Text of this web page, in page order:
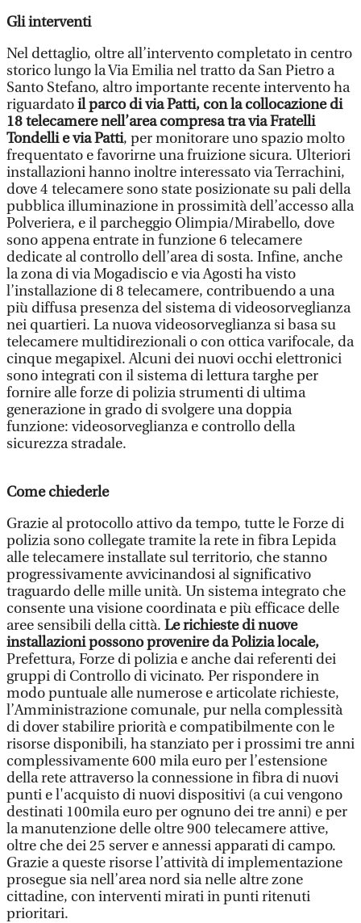
Gli interventi
Nel dettaglio, oltre all’intervento completato in centro
storico lungo la Via Emilia nel tratto da San Pietro a
Santo Stefano, altro importante recente intervento ha
riguardatoil parco di via Patti, con la collocazione di
18 telecamere nell’area compresa tra via Fratelli
Tondelli e via Patti, per monitorare uno spazio molto
frequentato e favorirne una fruizione sicura. Ulteriori
installazioni hanno inoltre interessato via Terrachini,
dove 4 telecamere sono state posizionate su pali della
pubblica illuminazione in prossimità dell’accesso alla
Polveriera, e il parcheggio Olimpia/Mirabello, dove
sono appena entrate in funzione 6 telecamere
dedicate al controllo dell’area di sosta. Infine, anche
la zona di via Mogadiscio e via Agosti ha visto
l’installazione di 8 telecamere, contribuendo a una
più diffusa presenza del sistema di videosorveglianza
nei quartieri. La nuova videosorveglianza si basa su
telecamere multidirezionali o con ottica varifocale, da
cinque megapixel. Alcuni dei nuovi occhi elettronici
sono integrati con il sistema di lettura targhe per
fornire alle forze di polizia strumenti di ultima
generazione in grado di svolgere una doppia
funzione: videosorveglianza e controllo della
sicurezza stradale.
Come chiederle
Grazie al protocollo attivo da tempo, tutte le Forze di
polizia sono collegate tramite la rete in fibra Lepida
alle telecamere installate sul territorio, che stanno
progressivamente avvicinandosi al significativo
traguardo delle mille unità. Un sistema integrato che
consente una visione coordinata e più efficace delle
aree sensibili della città. Le richieste di nuove
installazioni possono provenire da Polizia locale,
Prefettura, Forze di polizia e anche dai referenti dei
gruppi di Controllo di vicinato. Per rispondere in
modo puntuale alle numerose e articolate richieste,
l’Amministrazione comunale, pur nella complessità
di dover stabilire priorità e compatibilmente con le
risorse disponibili, ha stanziato per i prossimi tre anni
complessivamente 600 mila euro per l’estensione
della rete attraverso la connessione in fibra di nuovi
punti e l'acquisto di nuovi dispositivi (a cui vengono
destinati 100mila euro per ognuno dei tre anni) e per
la manutenzione delle oltre 900 telecamere attive,
oltre che dei 25 server e annessi apparati di campo.
Grazie a queste risorse l’attività di implementazione
prosegue sia nell’area nord sia nelle altre zone
cittadine, con interventi mirati in punti ritenuti
prioritari.